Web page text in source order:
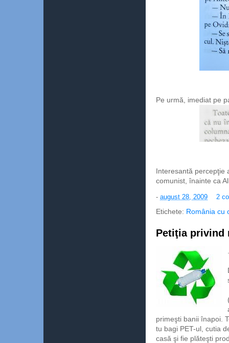
Pe urmă, imediat pe
Interesantă percepţie
comunist, înainte ca
- august 28, 2009 2
Etichete: România cu
Petiţia privind
primeşti banii înapoi.
tu bagi PET-ul, cutia
casă şi fie plăteşti